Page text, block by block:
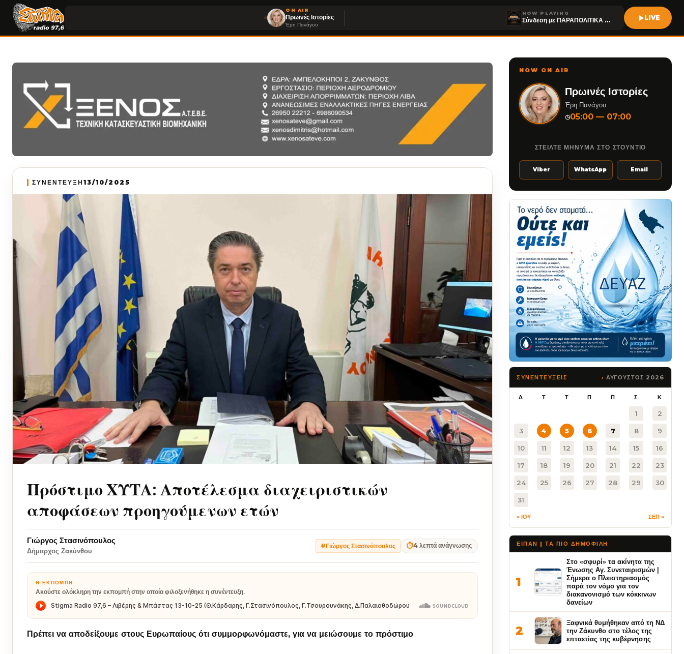
ON AIR
Πρωινές Ιστορίες
Έρη Πανάγου
NOW PLAYING
Σύνδεση με ΠΑΡΑΠΟΛΙΤΙΚΑ FM LIVE
ΣΥΝΕΝΤΕΥΞΗ 13/10/2025
Πρόστιμο ΧΥΤΑ: Αποτέλεσμα διαχειριστικών
αποφάσεων προηγούμενων ετών
Γιώργος Στασινόπουλος
Δήμαρχος Ζακύνθου
#Γιώργος Στασινόπουλος ⏱4 λεπτά ανάγνωσης
Η ΕΚΠΟΜΠΉ
Ακούστε ολόκληρη την εκπομπή στην οποία φιλοξενήθηκε η συνέντευξη.
Πρέπει να αποδείξουμε στους Ευρωπαίους ότι συμμορφωνόμαστε, για να μειώσουμε το πρόστιμο
NOW ON AIR
Πρωινές Ιστορίες
Έρη Πανάγου
◷05:00 — 07:00
ΣΤΕΙΛΤΕ ΜΗΝΥΜΑ ΣΤΟ ΣΤΟΥΝΤΙΟ
Viber WhatsApp Email
ΣΥΝΕΝΤΕΥΞΕΙΣ ΑΥΓΟΥΣΤΟΣ 2026
Δ Τ Τ Π Π Σ Κ
1 2
3 4 5 6 7 8 9
10 11 12 13 14 15 16
17 18 19 20 21 22 23
24 25 26 27 28 29 30
31
« ΙΟΥ ΣΕΠ »
ΕΙΠΑΝ | ΤΑ ΠΙΟ ΔΗΜΟΦΙΛΉ
1
Στο «σφυρί» τα ακίνητα της
Ένωσης Αγ. Συνεταιρισμών |
Σήμερα ο Πλειστηριασμός
παρά τον νόμο για τον
διακανονισμό των κόκκινων
δανείων
2
Ξαφνικά θυμήθηκαν από τη ΝΔ
την Ζάκυνθο στο τέλος της
επταετίας της κυβέρνησης